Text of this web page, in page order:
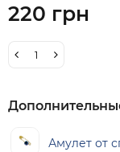
220 грн
Амулет от